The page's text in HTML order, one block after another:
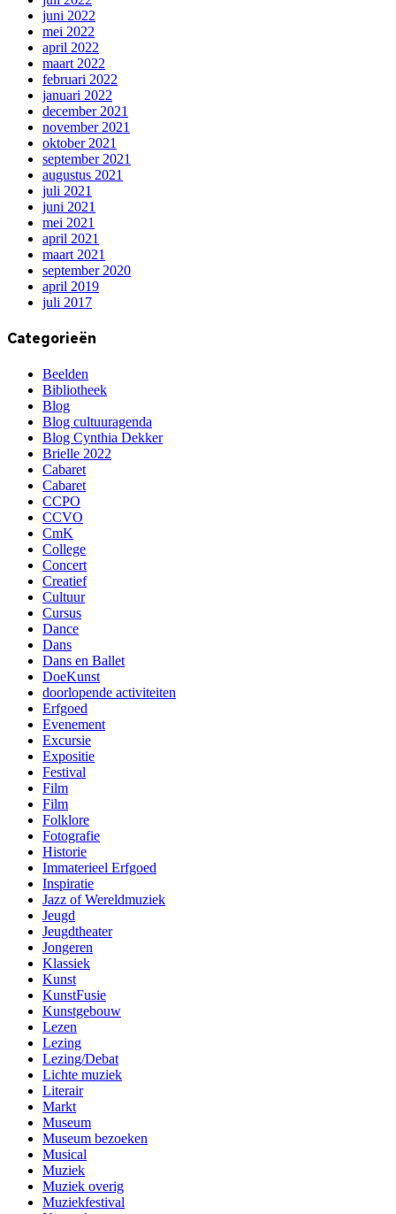
juni 2022
mei 2022
april 2022
maart 2022
februari 2022
januari 2022
december 2021
november 2021
oktober 2021
september 2021
augustus 2021
juli 2021
juni 2021
mei 2021
april 2021
maart 2021
september 2020
april 2019
juli 2017
Categorieën
Beelden
Bibliotheek
Blog
Blog cultuuragenda
Blog Cynthia Dekker
Brielle 2022
Cabaret
Cabaret
CCPO
CCVO
CmK
College
Concert
Creatief
Cultuur
Cursus
Dance
Dans
Dans en Ballet
DoeKunst
doorlopende activiteiten
Erfgoed
Evenement
Excursie
Expositie
Festival
Film
Film
Folklore
Fotografie
Historie
Immaterieel Erfgoed
Inspiratie
Jazz of Wereldmuziek
Jeugd
Jeugdtheater
Jongeren
Klassiek
Kunst
KunstFusie
Kunstgebouw
Lezen
Lezing
Lezing/Debat
Lichte muziek
Literair
Markt
Museum
Museum bezoeken
Musical
Muziek
Muziek overig
Muziekfestival